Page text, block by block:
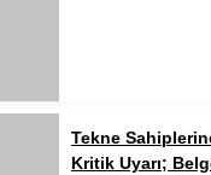
Tekne
Kritik Uyarı;